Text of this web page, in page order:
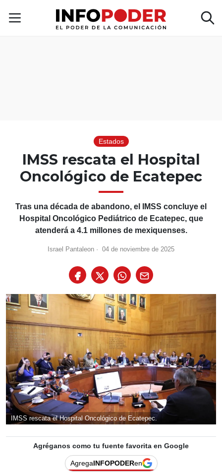
Estados
IMSS rescata el Hospital
Oncológico de Ecatepec
Tras una década de abandono, el IMSS concluye el
Hospital Oncológico Pediátrico de Ecatepec, que
atenderá a 4.1 millones de mexiquenses.
Israel Pantaleon · 04 de noviembre de 2025
IMSS rescata el Hospital Oncológico de Ecatepec.
Agréganos como tu fuente favorita en Google
AgregaINFOPODERen